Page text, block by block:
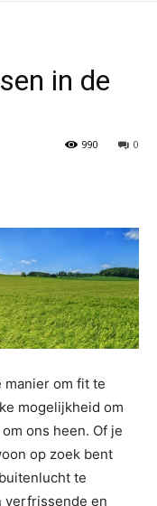
in de
0
990
om fit te
mogelijkheid om
ons heen. Of je
op zoek bent
te
verfrissende en